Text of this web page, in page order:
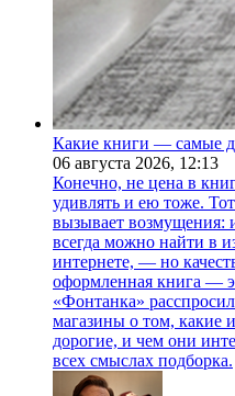
Какие книги — самые
06 августа 2026, 12:13
Конечно, не цена в
удивлять и ею тоже.
вызывает возмущения:
всегда можно найти в
интернете, — но
оформленная книга —
«Фонтанка»
магазины о том, какие
дорогие, и чем они
всех смыслах подборка.